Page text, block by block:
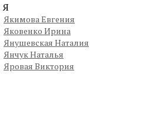
Я
Якимова Евгения
Яковенко Ирина
Янушевская Наталия
Янчук Наталья
Яровая Виктория